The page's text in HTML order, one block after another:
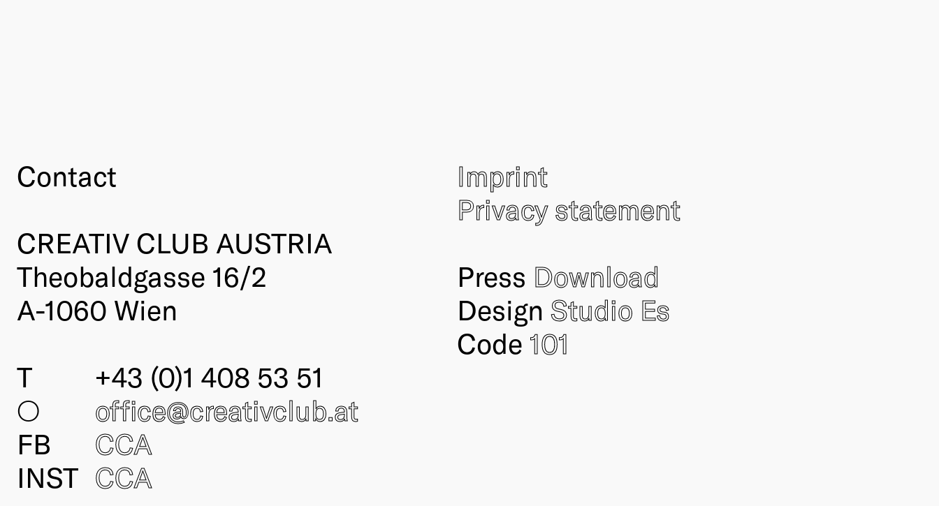
Contact
CREATIV CLUB AUSTRIA
Theobaldgasse 16/2
A-1060 Wien
T
+43 (0)1 408 53 51
○
office@creativclub.at
FB
CCA
INST CCA
Imprint
Privacy statement
Press Download
Design Studio Es
Code 101